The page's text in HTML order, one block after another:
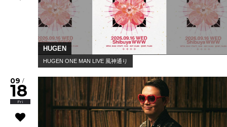
HUGEN
HUGEN ONE MAN LIVE 風神通り
09 /
18
Fri